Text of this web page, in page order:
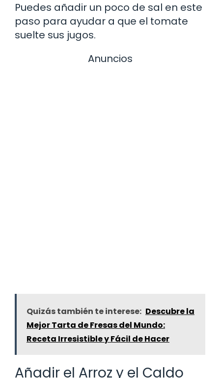
Puedes añadir un poco de sal en este
paso para ayudar a que el tomate
suelte sus jugos.
Anuncios
Quizás también te interese: Descubre la
Mejor Tarta de Fresas del Mundo:
Receta Irresistible y Fácil de Hacer
Añadir el Arroz y el Caldo